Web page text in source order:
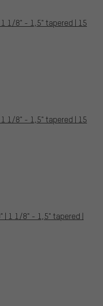
1 1/8" - 1,5" tapered | 15
1 1/8" - 1,5" tapered | 15
| 1 1/8" - 1,5" tapered |